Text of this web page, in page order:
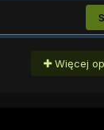
Więcej